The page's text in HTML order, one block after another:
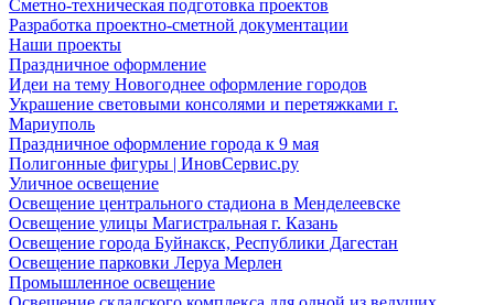
Сметно-техническая подготовка проектов
Разработка проектно-сметной документации
Наши проекты
Праздничное оформление
Идеи на тему Новогоднее оформление городов
Украшение световыми консолями и перетяжками г.
Мариуполь
Праздничное оформление города к 9 мая
Полигонные фигуры | ИновСервис.ру
Уличное освещение
Освещение центрального стадиона в Менделеевске
Освещение улицы Магистральная г. Казань
Освещение города Буйнакск, Республики Дагестан
Освещение парковки Леруа Мерлен
Промышленное освещение